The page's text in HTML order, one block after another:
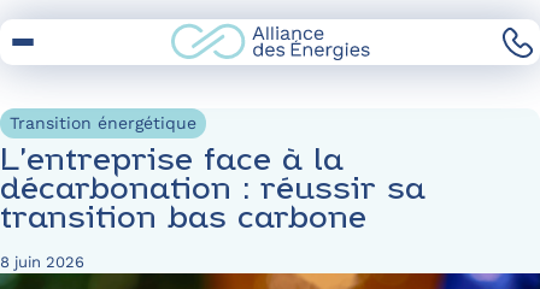
to
Transition énergétique
L’entreprise face à la
décarbonation : réussir sa
transition bas carbone
8 juin 2026